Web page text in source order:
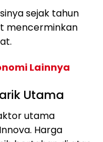
sejak tahun
mencerminkan
Lainnya
Utama
utama
Harga